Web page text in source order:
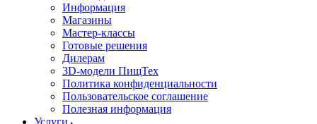
Информация
Магазины
Мастер-классы
Готовые решения
Дилерам
3D-модели ПищТех
Политика конфиденциальности
Пользовательское соглашение
Полезная информация
Услуги